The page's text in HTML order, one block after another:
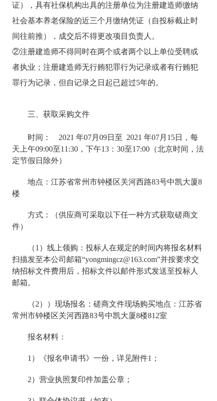
证），具有社保机构出具的注册单位为注册建造师缴纳
社会基本养老保险的近三个月缴纳凭证（自投标截止时
间往前推），成交后不得更改项目负责人。
②注册建造师不得同时在两个或者两个以上单位受聘或
者执业；注册建造师无行贿犯罪行为记录或者有行贿犯
罪行为记录，但自记录之日起已超过5年的。
三、获取采购文件
时间： 2021 年07月09日至 2021 年07月15日，每
天上午09:00至11:30，下午13：30至17:00（北京时间，法
定节假日除外）
地点：江苏省常州市钟楼区关河西路83号中凯大厦8
楼
方式：（供应商可采取以下任一种方式获取磋商文
件）
（1）线上领购：投标人在规定的时间内将报名材料
扫描发至本公司邮箱“yongmingcz@163.com”并按要求交
纳招标文件费用后，招标文件以邮件形式发送至投标人
邮箱。
（2））现场报名：磋商文件现场购买地点：江苏省
常州市钟楼区关河西路83号中凯大厦8楼812室
报名材料：
1 ）《报名申请书》一份，详见附件1；
2）营业执照复印件加盖公章；